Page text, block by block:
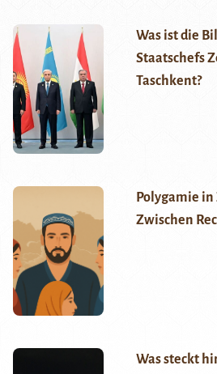
Was ist die
Staatschefs
Taschkent?
Polygamie
Zwischen
Was steckt